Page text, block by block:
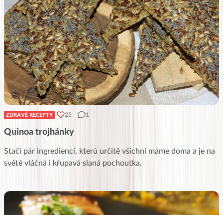
ZDRAVÉ RECEPTY 25 1
Quinoa trojhánky
Stačí pár ingrediencí, kterú určitě všichni máme doma a je na
světě vláčná i křupavá slaná pochoutka.